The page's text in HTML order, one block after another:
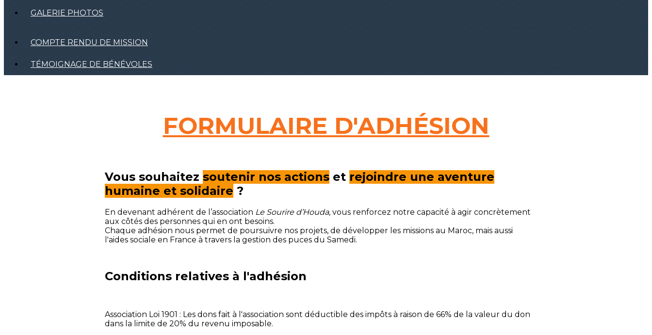
GALERIE PHOTOS
COMPTE RENDU DE MISSION
TÉMOIGNAGE DE BÉNÉVOLES
FORMULAIRE D'ADHÉSION
Vous souhaitez soutenir nos actions et rejoindre une aventure
humaine et solidaire ?
En devenant adhérent de l’association Le Sourire d’Houda, vous renforcez notre capacité à agir concrètement
aux côtés des personnes qui en ont besoins.
Chaque adhésion nous permet de poursuivre nos projets, de développer les missions au Maroc, mais aussi
l'aides sociale en France à travers la gestion des puces du Samedi.
Conditions relatives à l'adhésion
Association Loi 1901 : Les dons fait à l'association sont déductible des impôts à raison de 66% de la valeur du don
dans la limite de 20% du revenu imposable.